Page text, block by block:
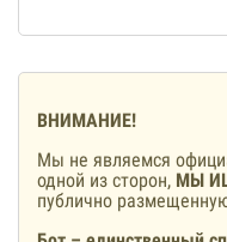
ВНИМАНИЕ!
Мы не являемся
одной из сторон, МЫ
публично